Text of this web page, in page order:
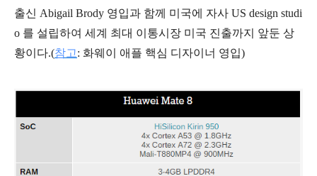
출신 Abigail Brody 영입과 함께 미국에 자사 US design studi
o 를 설립하여 세계 최대 이통시장 미국 진출까지 앞둔 상
황이다.(참고: 화웨이 애플 핵심 디자이너 영입)